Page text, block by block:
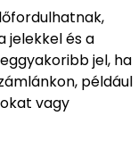
jelekkel és a
jel, ha
például
vagy